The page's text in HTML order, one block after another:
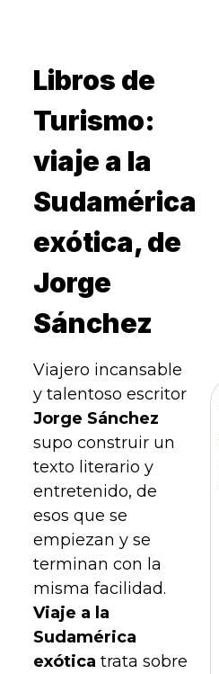
Libros de
Turismo:
viaje a la
Sudamérica
exótica, de
Jorge
Sánchez
Viajero incansable
y talentoso escritor
Jorge Sánchez
supo construir un
texto literario y
entretenido, de
esos que se
empiezan y se
terminan con la
misma facilidad.
Viaje a la
Sudamérica
exótica trata sobre